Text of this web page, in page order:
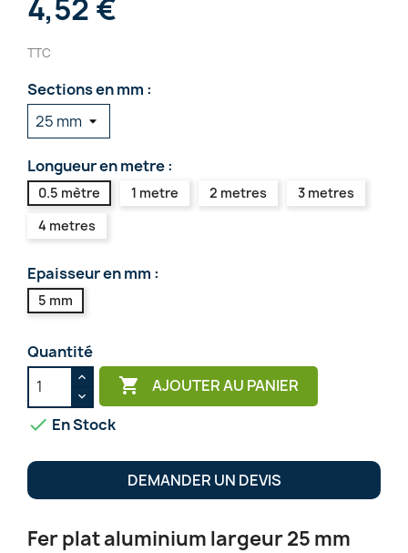
4,52 €
TTC
Sections en mm :
Longueur en metre :
0.5 mètre 1 metre 2 metres
3 metres
4 metres
Epaisseur en mm :
5 mm
Quantité
 AJOUTER AU PANIER
 En Stock
DEMANDER UN DEVIS
Fer plat aluminium largeur 25 mm